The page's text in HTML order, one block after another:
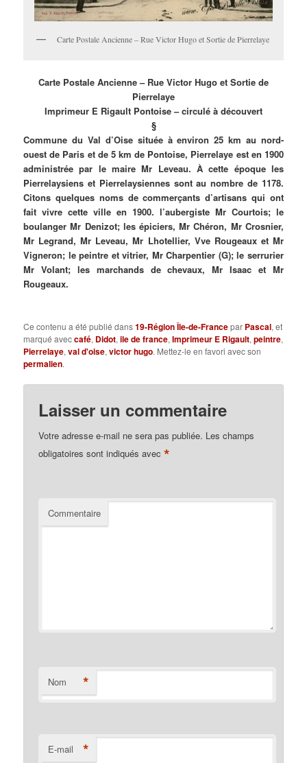
Carte Postale Ancienne – Rue Victor Hugo et Sortie de Pierrelaye
Carte Postale Ancienne – Rue Victor Hugo et Sortie de
Pierrelaye
Imprimeur E Rigault Pontoise – circulé à découvert
§
Commune du Val d’Oise située à environ 25 km au nord-
ouest de Paris et de 5 km de Pontoise, Pierrelaye est en 1900
administrée par le maire Mr Leveau. À cette époque les
Pierrelaysiens et Pierrelaysiennes sont au nombre de 1178.
Citons quelques noms de commerçants d’artisans qui ont
fait vivre cette ville en 1900. l’aubergiste Mr Courtois; le
boulanger Mr Denizot; les épiciers, Mr Chéron, Mr Crosnier,
Mr Legrand, Mr Leveau, Mr Lhotellier, Vve Rougeaux et Mr
Vigneron; le peintre et vitrier, Mr Charpentier (G); le serrurier
Mr Volant; les marchands de chevaux, Mr Isaac et Mr
Rougeaux.
Ce contenu a été publié dans19-Région Île-de-Francepar Pascal, et
marqué aveccafé, Didot,ile de france,Imprimeur E Rigault,peintre,
Pierrelaye,val d'oise,victor hugo. Mettez-le en favori avec son
permalien.
Laisser un commentaire
Votre adresse e-mail ne sera pas publiée. Les champs
obligatoires sont indiqués avec*
Commentaire
Nom *
E-mail *